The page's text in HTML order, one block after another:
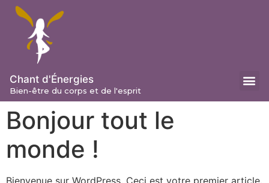
Chant d'Énergies
Bien-être du corps et de l'esprit
Bonjour tout le
monde !
Bienvenue sur WordPress. Ceci est votre premier article.